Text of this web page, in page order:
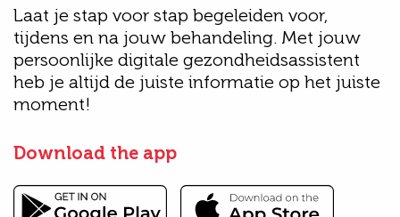
Laat je stap voor stap begeleiden voor,
tijdens en na jouw behandeling. Met jouw
persoonlijke digitale gezondheidsassistent
heb je altijd de juiste informatie op het juiste
moment!
Download the app